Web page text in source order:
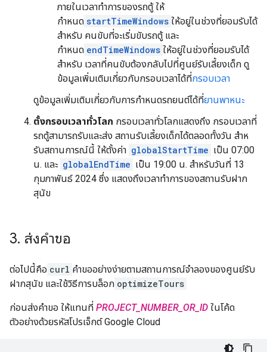
ภายในเวลาทำการของรถตู้ ให้
กำหนด startTimeWindows ให้อยู่ในช่วงที่ยอมรับได้
สำหรับ คนขับที่จะเริ่มขับรถตู้ และ
กำหนด endTimeWindows ให้อยู่ในช่วงที่ยอมรับได้
สำหรับ เวลาที่คนขับต้องกลับไปที่ศูนย์รับเลี้ยงเด็ก ดู
ข้อมูลเพิ่มเติมเกี่ยวกับกรอบเวลาได้ที่กรอบเวลา
ดูข้อมูลเพิ่มเติมเกี่ยวกับการกำหนดรถยนต์ได้ที่ยานพาหนะ
ตั้งกรอบเวลาทั่วโลก กรอบเวลาทั่วโลกแสดงถึง กรอบเวลาที่
รถตู้สามารถรับและส่ง สถานรับเลี้ยงเด็กได้ตลอดทั้งวัน สําห
รับสถานการณ์นี้ ให้ตั้งค่า globalStartTime เป็น 07:00
น. และ globalEndTime เป็น 19:00 น. สําหรับวันที่ 13
กุมภาพันธ์ 2024 ซึ่ง แสดงถึงเวลาทําการของสถานรับฝาก
สุนัข
3. ส่งคำขอ
ต่อไปนี้คือ curl คำขออย่างง่ายตามสถานการณ์จำลองของศูนย์รับ
ฝากสุนัข และใช้วิธีการบล็อก optimizeTours
ก่อนส่งคำขอ ให้แทนที่ PROJECT_NUMBER_OR_ID ในโค้ด
ตัวอย่างด้วยรหัสโปรเจ็กต์ Google Cloud